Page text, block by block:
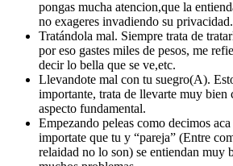
pongas mucha atencion,que la
no exageres invadiendo su privacidad.
Tratándola mal. Siempre trata de
por eso gastes miles de pesos, me
decir lo bella que se ve,etc.
Llevandote mal con tu suegro(A).
importante, trata de llevarte muy bien
aspecto fundamental.
Empezando peleas como decimos
importate que tu y “pareja” (Entre
relaidad no lo son) se entiendan muy